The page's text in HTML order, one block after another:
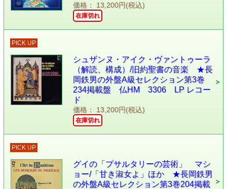
価格： 13,200円(税込)
在庫切れ
PICK UP
シュザンヌ・アイク・ヴァントゥーラ
（解読、構成）/旧約聖書の音楽 ★長
岡鉄男の外盤A級セレクション第3巻
234掲載盤 仏HM 3306 LP レコー
ド
価格： 13,200円(税込)
在庫切れ
PICK UP
グイの「プサルタリーの芸術」 マシ
ョー/「甘き淑女よ」ほか ★長岡鉄男
の外盤A級セレクション第3巻204掲載